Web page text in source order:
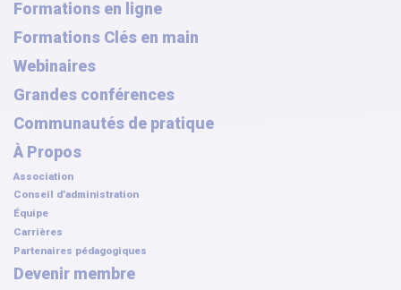
Formations en ligne
Formations Clés en main
Webinaires
Grandes conférences
Communautés de pratique
À Propos
Association
Conseil d’administration
Équipe
Carrières
Partenaires pédagogiques
Devenir membre